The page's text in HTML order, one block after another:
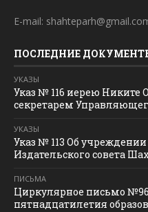
E-mail:
ПОСЛЕДНИЕ
УКАЗЫ
Указ № 116 иерею Никите
секретарем
УКАЗЫ
Указ № 113 Об учреждении
Издательского совета
ПИСЬМА
Циркулярное письмо
пятнадцатилетия